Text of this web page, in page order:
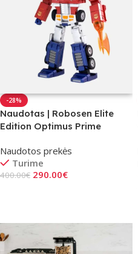
-28%
Naudotas | Robosen Elite
Edition Optimus Prime
Naudotos prekės
Turime
400.00€ 290.00€